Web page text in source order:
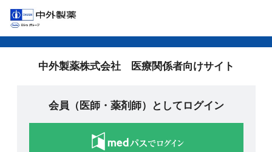
中外製薬株式会社 医療関係者向けサイト
会員（医師・薬剤師）としてログイン